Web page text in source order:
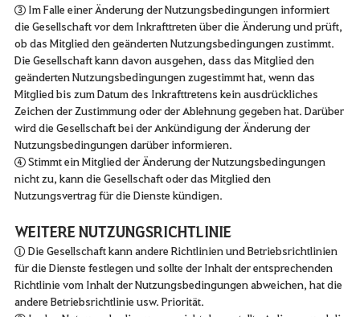
③ Im Falle einer Änderung der Nutzungsbedingungen informiert
die Gesellschaft vor dem Inkrafttreten über die Änderung und prüft,
ob das Mitglied den geänderten Nutzungsbedingungen zustimmt.
Die Gesellschaft kann davon ausgehen, dass das Mitglied den
geänderten Nutzungsbedingungen zugestimmt hat, wenn das
Mitglied bis zum Datum des Inkrafttretens kein ausdrückliches
Zeichen der Zustimmung oder der Ablehnung gegeben hat. Darüber
wird die Gesellschaft bei der Ankündigung der Änderung der
Nutzungsbedingungen darüber informieren.
④ Stimmt ein Mitglied der Änderung der Nutzungsbedingungen
nicht zu, kann die Gesellschaft oder das Mitglied den
Nutzungsvertrag für die Dienste kündigen.
WEITERE NUTZUNGSRICHTLINIE
① Die Gesellschaft kann andere Richtlinien und Betriebsrichtlinien
für die Dienste festlegen und sollte der Inhalt der entsprechenden
Richtlinie vom Inhalt der Nutzungsbedingungen abweichen, hat die
andere Betriebsrichtlinie usw. Priorität.